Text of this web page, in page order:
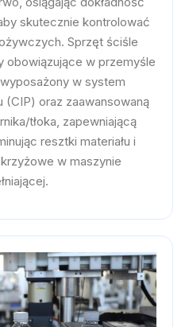
skutecznie kontrolować
Sprzęt ściśle
obowiązujące w przemyśle
w system
oraz zaawansowaną
tłoka, zapewniającą
resztki materiału i
w maszynie